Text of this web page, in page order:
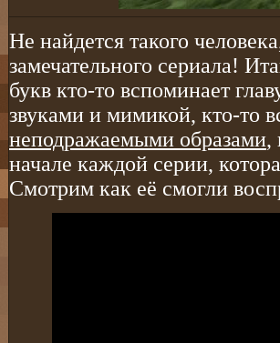
Не найдется такого
замечательного сериала!
букв кто-то вспоминает
звуками и мимикой, кто-то
неподражаемыми образами,
начале каждой серии,
Смотрим как её смогли